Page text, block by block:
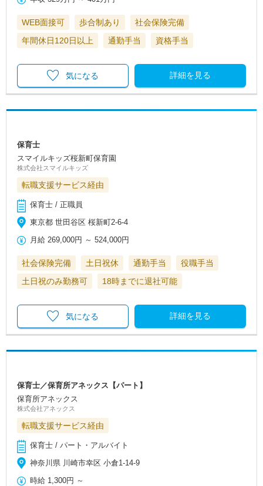
WEB面接可 歩合制あり
社会保険完備
年間休日120日以上
通勤手当 資格手当
詳細を見る
気になる
保育士
スマイルキッズ桜新町保育園
株式会社スマイルキッズ
転職支援サービス経由
保育士 / 正職員
東京都 世田谷区 桜新町2-6-4
月給 269,000円 ～524,000円
社会保険完備 土日祝休 通勤手当
役職手当
土日祝のみ勤務可
18時までに退社可能
詳細を見る
気になる
保育士／保育所アネックス【パート】
保育所アネックス
株式会社アネックス
転職支援サービス経由
保育士 / パート・アルバイト
神奈川県 川崎市幸区 小倉1-14-9
時給 1,300円 ～